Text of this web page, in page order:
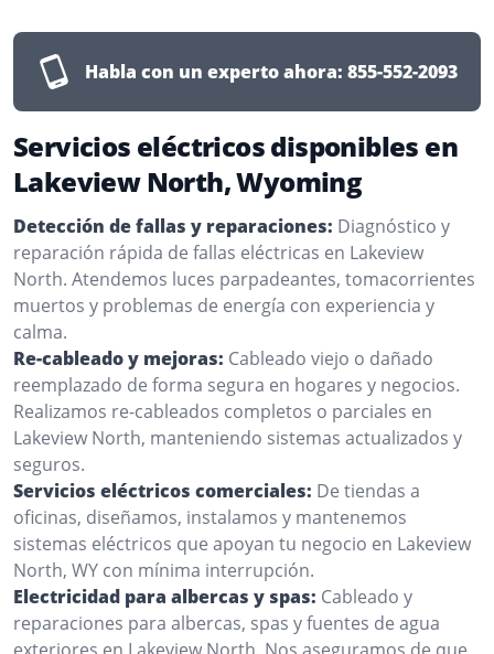
Habla con un experto ahora: 855-552-2093
Servicios eléctricos disponibles en
Lakeview North, Wyoming
Detección de fallas y reparaciones: Diagnóstico y
reparación rápida de fallas eléctricas en Lakeview
North. Atendemos luces parpadeantes, tomacorrientes
muertos y problemas de energía con experiencia y
calma.
Re-cableado y mejoras: Cableado viejo o dañado
reemplazado de forma segura en hogares y negocios.
Realizamos re-cableados completos o parciales en
Lakeview North, manteniendo sistemas actualizados y
seguros.
Servicios eléctricos comerciales: De tiendas a
oficinas, diseñamos, instalamos y mantenemos
sistemas eléctricos que apoyan tu negocio en Lakeview
North, WY con mínima interrupción.
Electricidad para albercas y spas: Cableado y
reparaciones para albercas, spas y fuentes de agua